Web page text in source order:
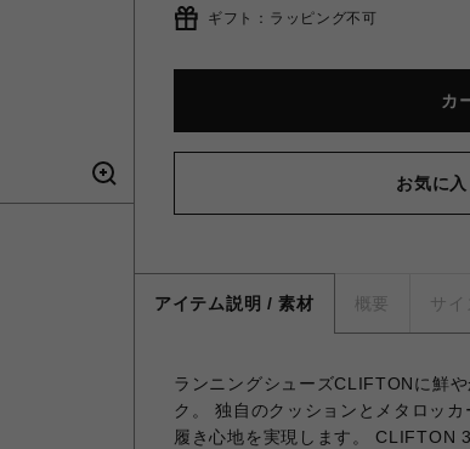
ギフト：ラッピング不可
カ
お気に
アイテム説明 / 素材 概要 サイ
ランニングシューズCLIFTONに鮮
ク。 独自のクッションとメタロッ
履き心地を実現します。 CLIFTON